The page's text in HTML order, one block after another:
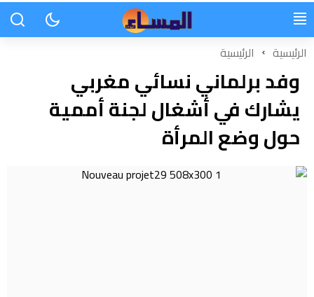
الرئيسية الرئيسية
وفد برلماني نسائي مغربي
يشارك في أشغال لجنة أممية
حول وضع المرأة